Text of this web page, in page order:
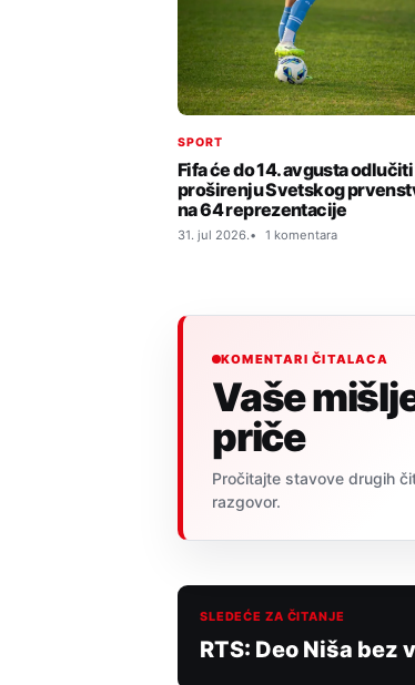
SPORT
Fifa će do 14. avgusta odlučiti
proširenju Svetskog
na 64 reprezentacije
31. jul 2026. 1 komentara
KOMENTARI ČITALACA
Vaše
priče
Pročitajte stavove drugih
razgovor.
SLEDEĆE ZA ČITANJE
RTS: Deo Niša bez